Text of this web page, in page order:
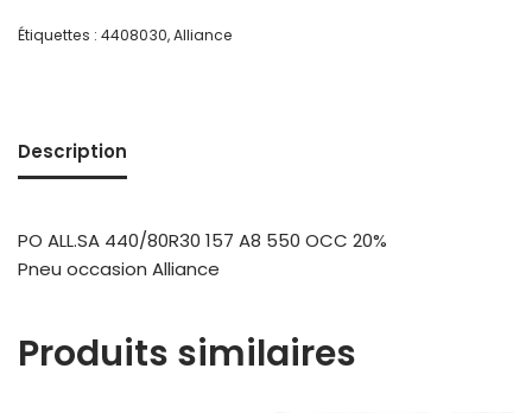
Étiquettes : 4408030,Alliance
Description
PO ALL.SA 440/80R30 157 A8 550 OCC 20%
Pneu occasion Alliance
Produits similaires